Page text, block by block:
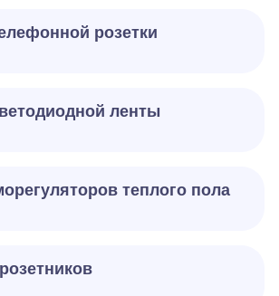
розетки
ленты
теплого пола